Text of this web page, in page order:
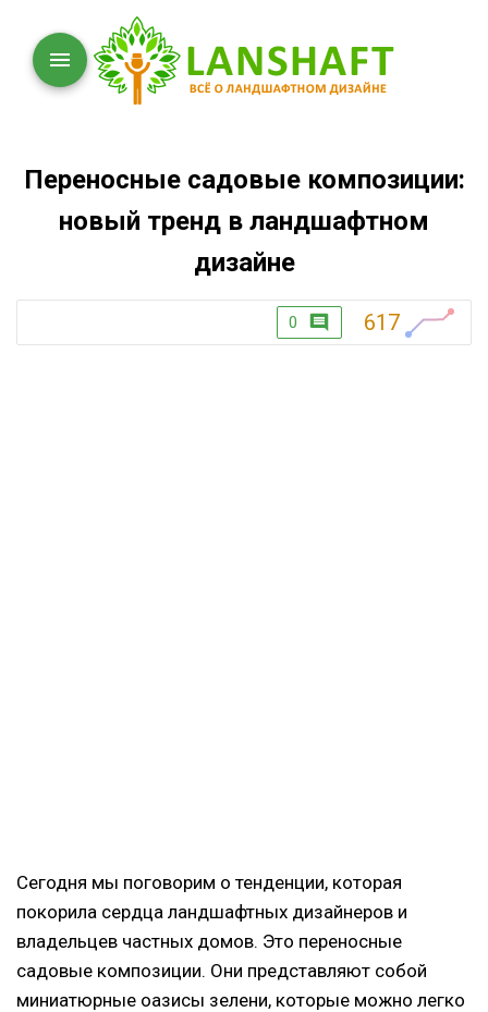
Переносные садовые композиции:
новый тренд в ландшафтном
дизайне
0 617
Сегодня мы поговорим о тенденции, которая
покорила сердца ландшафтных дизайнеров и
владельцев частных домов. Это переносные
садовые композиции. Они представляют собой
миниатюрные оазисы зелени, которые можно легко